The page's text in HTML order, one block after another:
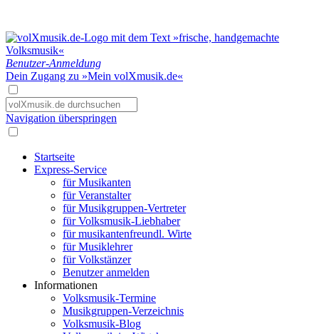
Benutzer-Anmeldung
Dein Zugang zu »Mein volXmusik.de«
Navigation überspringen
Startseite
Express-Service
für Musikanten
für Veranstalter
für Musikgruppen-Vertreter
für Volksmusik-Liebhaber
für musikantenfreundl. Wirte
für Musiklehrer
für Volkstänzer
Benutzer anmelden
Informationen
Volksmusik-Termine
Musikgruppen-Verzeichnis
Volksmusik-Blog